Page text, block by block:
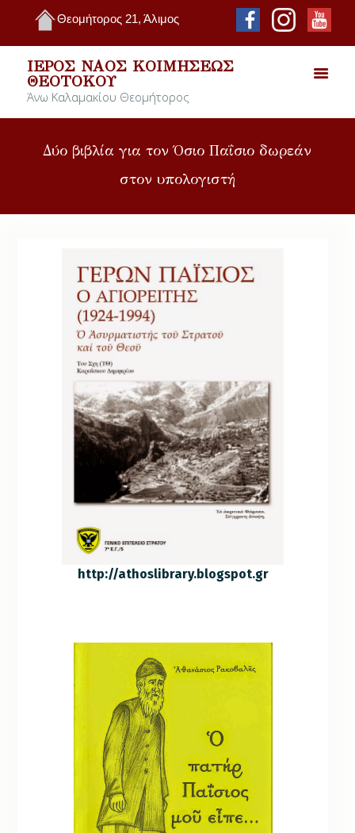
Θεομήτορος 21, Άλιμος
ΙΕΡΌΣ ΝΑΌΣ ΚΟΙΜΉΣΕΩΣ
ΘΕΟΤΌΚΟΥ
Άνω Καλαμακίου Θεομήτορος
Δύο βιβλία για τον Όσιο Παΐσιο δωρεάν
στον υπολογιστή
http://athoslibrary.blogspot.gr